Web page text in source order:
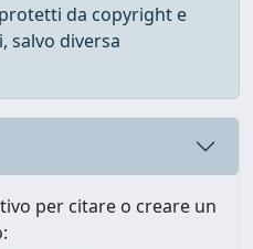
da copyright e
salvo diversa
per citare o creare un